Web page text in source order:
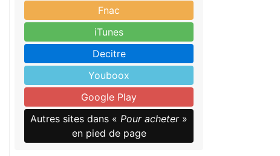
Fnac
iTunes
Decitre
Youboox
Google Play
Autres sites dans « Pour acheter»
en pied de page